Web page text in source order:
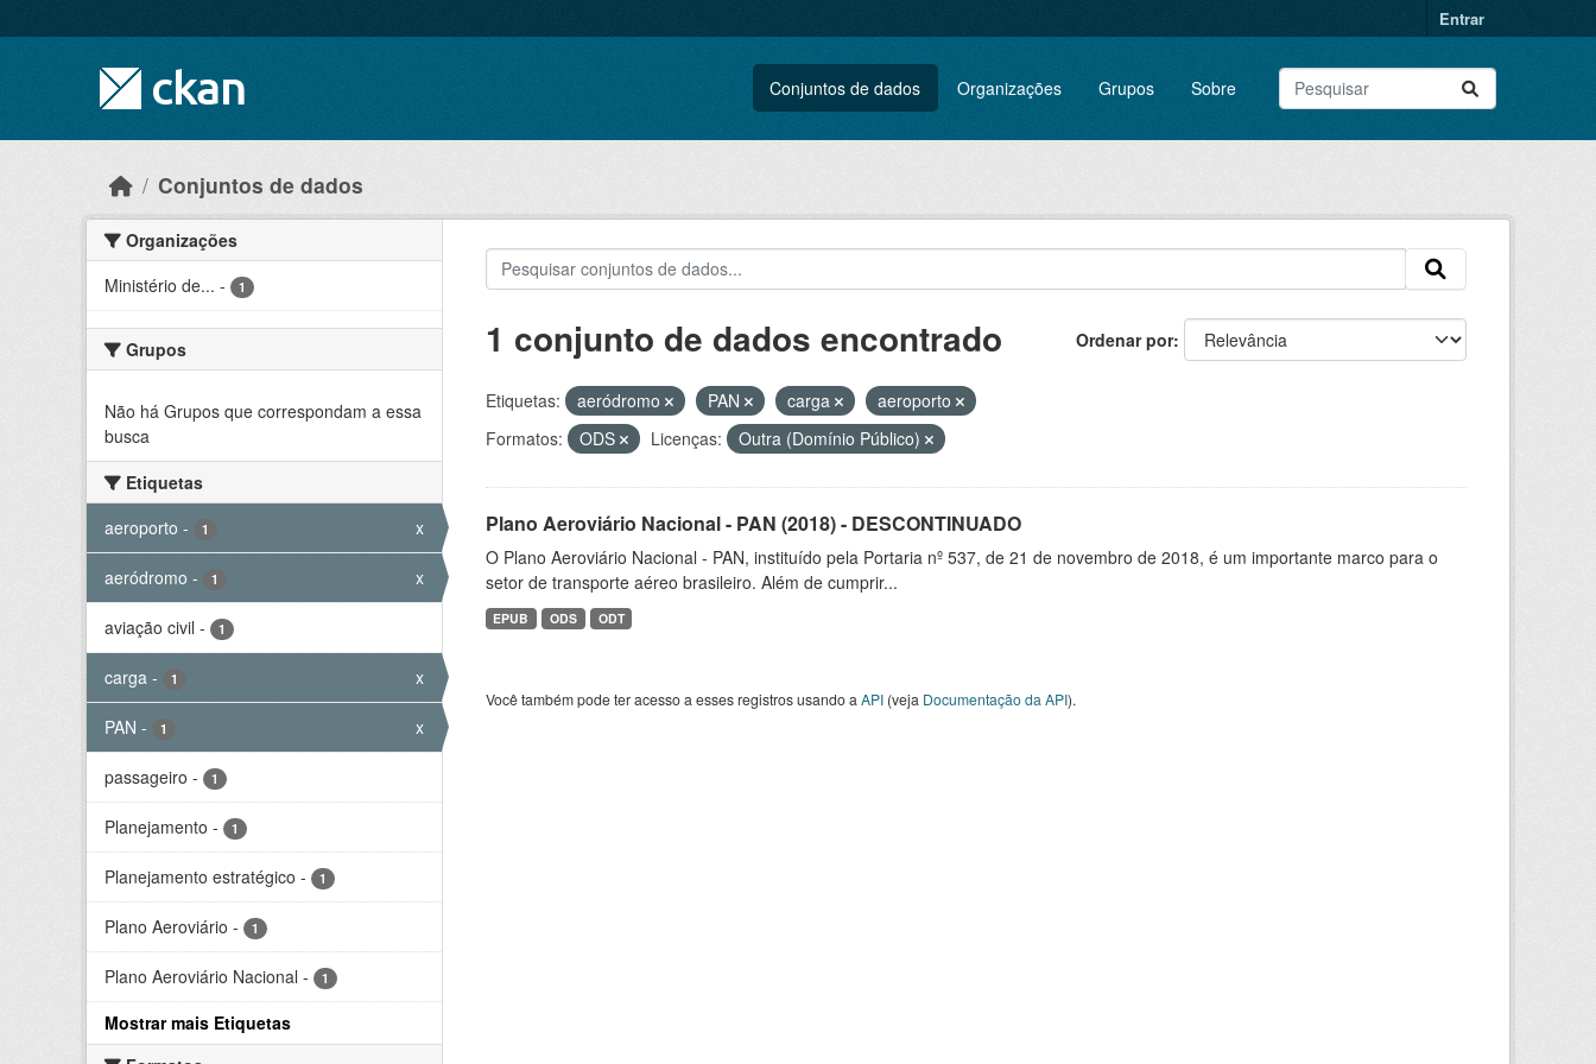
Entrar
Conjuntos de dados Organizações Grupos Sobre
Conjuntos de dados
Organizações
Ministério de... - 1
Grupos
Não há Grupos que correspondam a essa
busca
Etiquetas
aeroporto - 1 x
aeródromo - 1 x
aviação civil - 1
carga - 1 x
PAN - 1 x
passageiro - 1
Planejamento - 1
Planejamento estratégico - 1
Plano Aeroviário - 1
Plano Aeroviário Nacional - 1
Mostrar mais Etiquetas
Ordenar por
1 conjunto de dados encontrado
Etiquetas: aeródromo PAN carga
aeroporto
Formatos:
ODS Licenças: Outra (Domínio Público)
Plano Aeroviário Nacional - PAN (2018) - DESCONTINUADO
O Plano Aeroviário Nacional - PAN, instituído pela Portaria nº 537, de 21 de novembro de 2018, é um importante marco para o
setor de transporte aéreo brasileiro. Além de cumprir...
EPUB ODS ODT
Você também pode ter acesso a esses registros usando a API(veja Documentação da API).